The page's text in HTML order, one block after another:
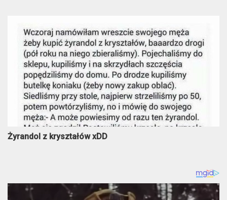
Żyrandol z kryształów xDD